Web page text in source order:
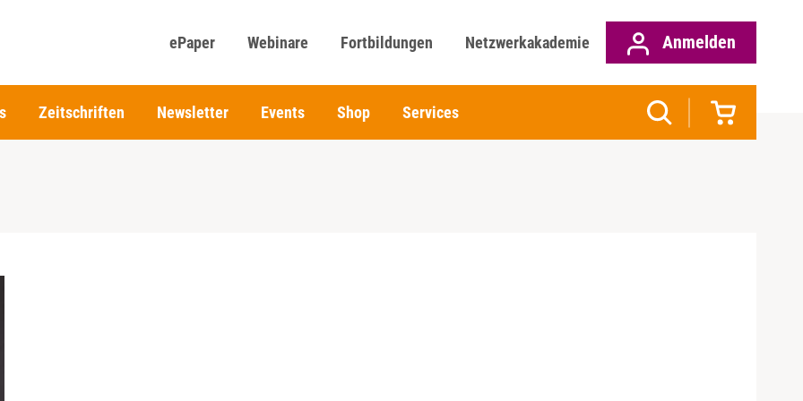
ePaper Webinare Fortbildungen Netzwerkakademie Anmelden
Zeitschriften Newsletter Events Shop Services